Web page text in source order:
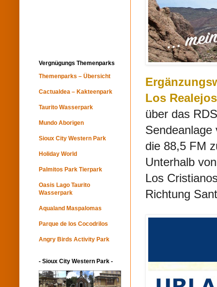
Los
über das
Sendeanlage
die 88,5 FM
Unterhalb
Los
Richtung
Vergnügungs Themenparks
Themenparks – Übersicht
Cactualdea – Kakteenpark
Taurito Wasserpark
Mundo Aborigen
Sioux City Western Park
Holiday World
Palmitos Park Tierpark
Oasis Lago Taurito
Wasserpark
Aqualand Maspalomas
Parque de los Cocodrilos
Angry Birds Activity Park
- Sioux City Western Park -